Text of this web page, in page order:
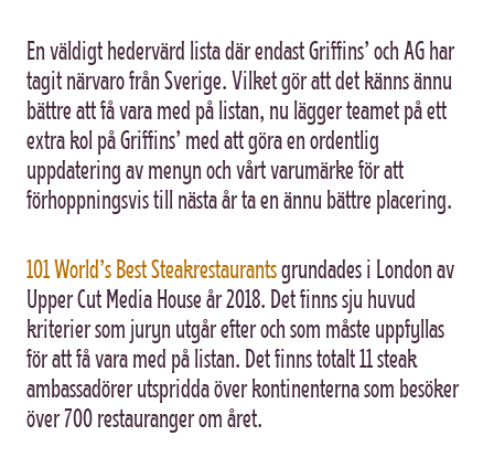
En väldigt hedervärd lista där endast Griffins’ och AG har
tagit närvaro från Sverige. Vilket gör att det känns ännu
bättre att få vara med på listan, nu lägger teamet på ett
extra kol på Griffins’ med att göra en ordentlig
uppdatering av menyn och vårt varumärke för att
förhoppningsvis till nästa år ta en ännu bättre placering.
101 World’s Best Steakrestaurantsgrundades i London av
Upper Cut Media House år 2018. Det finns sju huvud
kriterier som juryn utgår efter och som måste uppfyllas
för att få vara med på listan. Det finns totalt 11 steak
ambassadörer utspridda över kontinenterna som besöker
över 700 restauranger om året.